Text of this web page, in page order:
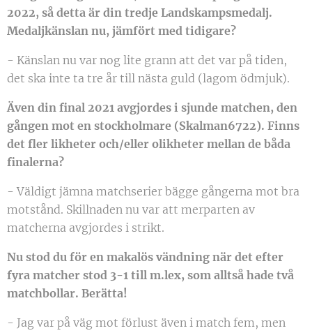
2022, så detta är din tredje Landskampsmedalj.
Medaljkänslan nu, jämfört med tidigare?
- Känslan nu var nog lite grann att det var på tiden,
det ska inte ta tre år till nästa guld (lagom ödmjuk).
Även din final 2021 avgjordes i sjunde matchen, den
gången mot en stockholmare (Skalman6722). Finns
det fler likheter och/eller olikheter mellan de båda
finalerna?
- Väldigt jämna matchserier bägge gångerna mot bra
motstånd. Skillnaden nu var att merparten av
matcherna avgjordes i strikt.
Nu stod du för en makalös vändning när det efter
fyra matcher stod 3-1 till m.lex, som alltså hade två
matchbollar. Berätta!
- Jag var på väg mot förlust även i match fem, men